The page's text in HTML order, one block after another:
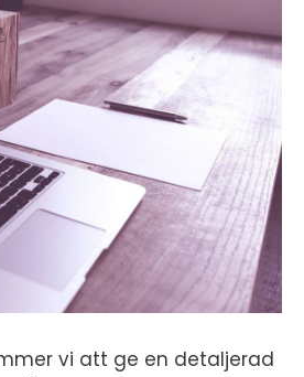
vi att ge en detaljerad